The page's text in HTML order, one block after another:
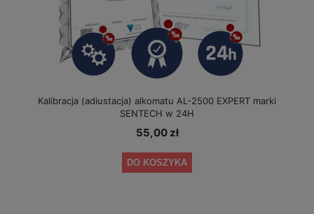
Kalibracja (adiustacja) alkomatu AL-2500 EXPERT marki
SENTECH w 24H
55,00 zł
DO KOSZYKA